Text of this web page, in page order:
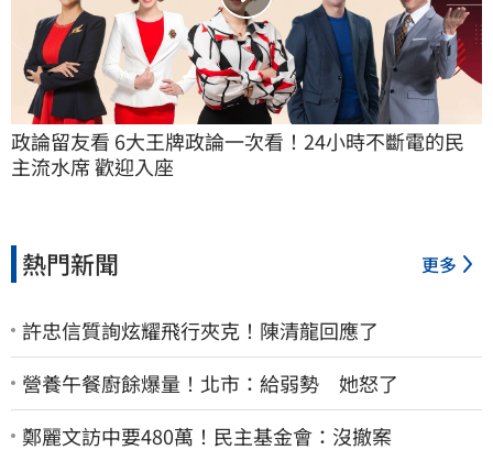
政論留友看 6大王牌政論一次看！24小時不斷電的民
主流水席 歡迎入座
熱門新聞 更多
許忠信質詢炫耀飛行夾克！陳清龍回應了
營養午餐廚餘爆量！北市：給弱勢 她怒了
鄭麗文訪中要480萬！民主基金會：沒撤案